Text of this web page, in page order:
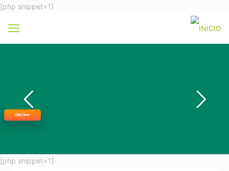
[php snippet=1]
Click Here
[php snippet=1]